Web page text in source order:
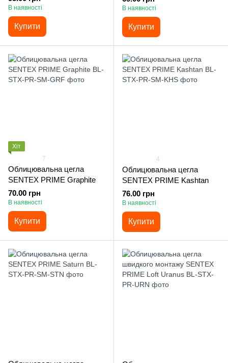
В наявності
Купити
В наявності
Купити
Хіт
7
Облицювальна цегла
SENTEX PRIME Graphite
70.00 грн
В наявності
Купити
4
Облицювальна цегла
SENTEX PRIME Kashtan
76.00 грн
В наявності
Купити